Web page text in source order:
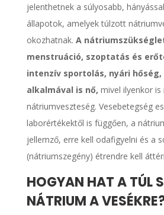
jelenthetnek a súlyosabb,
állapotok, amelyek túlzott
okozhatnak. A
menstruáció, szoptatás és
intenzív sportolás, nyári hőség,
alkalmával is nő, mivel ilyenkor is
nátriumveszteség. Vesebetegség
laborértékektől is függően, a
jellemző, erre kell odafigyelni és a
(nátriumszegény) étrendre kell
HOGYAN HAT A TÚL
NÁTRIUM A